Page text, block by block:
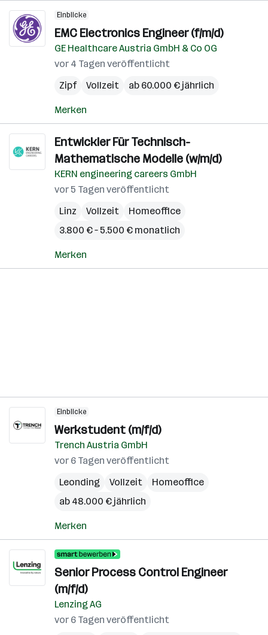
Einblicke
EMC Electronics Engineer (f/m/d)
GE Healthcare Austria GmbH & Co OG
vor 4 Tagen veröffentlicht
Zipf
Vollzeit ab 60.000 € jährlich
Merken
Entwickler Für Technisch-
Mathematische Modelle (w/m/d)
KERN engineering careers GmbH
vor 5 Tagen veröffentlicht
Linz
Vollzeit
Homeoffice
3.800 € – 5.500 € monatlich
Merken
Einblicke
Werkstudent (m/f/d)
Trench Austria GmbH
vor 6 Tagen veröffentlicht
Leonding
Vollzeit
Homeoffice
ab 48.000 € jährlich
Merken
Senior Process Control Engineer
(m/f/d)
Lenzing AG
vor 6 Tagen veröffentlicht